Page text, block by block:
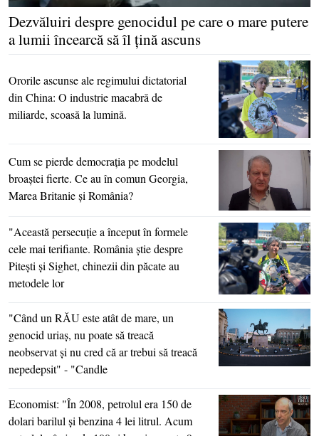
Dezvăluiri despre genocidul pe care o mare putere
a lumii încearcă să îl ţină ascuns
Ororile ascunse ale regimului dictatorial
din China: O industrie macabră de
miliarde, scoasă la lumină.
Cum se pierde democraţia pe modelul
broaştei fierte. Ce au în comun Georgia,
Marea Britanie şi România?
"Această persecuţie a început în formele
cele mai terifiante. România ştie despre
Piteşti şi Sighet, chinezii din păcate au
metodele lor
"Când un RĂU este atât de mare, un
genocid uriaş, nu poate să treacă
neobservat şi nu cred că ar trebui să treacă
nepedepsit" - "Candle
Economist: "În 2008, petrolul era 150 de
dolari barilul şi benzina 4 lei litrul. Acum